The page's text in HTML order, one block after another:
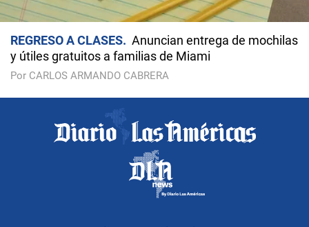
REGRESO A CLASES
Anuncian entrega de mochilas
y útiles gratuitos a familias de Miami
Por CARLOS ARMANDO CABRERA